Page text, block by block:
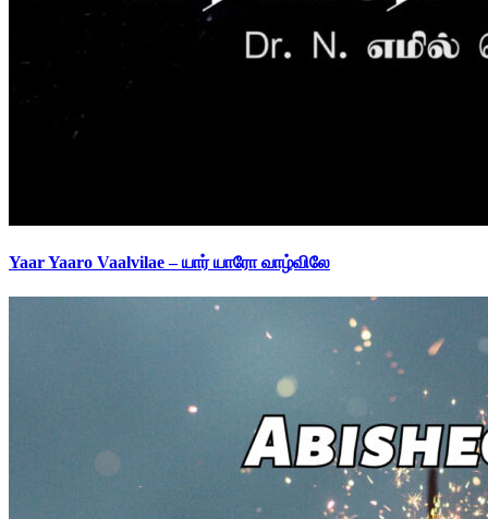
Yaar Yaaro Vaalvilae – யார் யாரோ வாழ்விலே